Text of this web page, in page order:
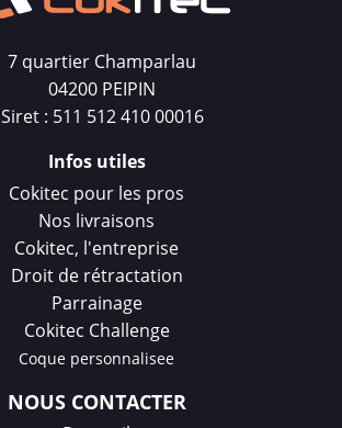
7 quartier Champarlau
04200 PEIPIN
Siret : 511 512 410 00016
Infos utiles
Cokitec pour les pros
Nos livraisons
Cokitec, l'entreprise
Droit de rétractation
Parrainage
Cokitec Challenge
Coque personnalisee
NOUS CONTACTER